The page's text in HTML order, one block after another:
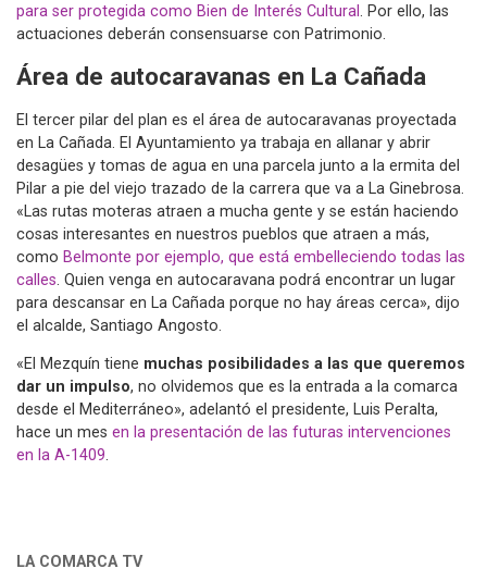
para ser protegida como Bien de Interés Cultural. Por ello, las
actuaciones deberán consensuarse con Patrimonio.
Área de autocaravanas en La Cañada
El tercer pilar del plan es el área de autocaravanas proyectada
en La Cañada. El Ayuntamiento ya trabaja en allanar y abrir
desagües y tomas de agua en una parcela junto a la ermita del
Pilar a pie del viejo trazado de la carrera que va a La Ginebrosa.
«Las rutas moteras atraen a mucha gente y se están haciendo
cosas interesantes en nuestros pueblos que atraen a más,
como Belmonte por ejemplo, que está embelleciendo todas las
calles. Quien venga en autocaravana podrá encontrar un lugar
para descansar en La Cañada porque no hay áreas cerca», dijo
el alcalde, Santiago Angosto.
«El Mezquín tiene muchas posibilidades a las que queremos
dar un impulso, no olvidemos que es la entrada a la comarca
desde el Mediterráneo», adelantó el presidente, Luis Peralta,
hace un mes en la presentación de las futuras intervenciones
en la A-1409.
LA COMARCA TV